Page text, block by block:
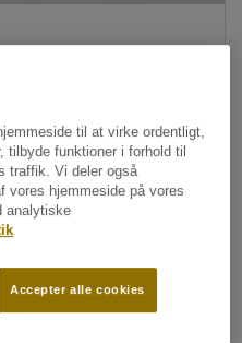
Se alle designs (613)
til
til at virke ordentligt,
tilbyde funktioner i forhold til
traffik. Vi deler også
vores hjemmeside på vores
analytiske
Accepter alle cookies